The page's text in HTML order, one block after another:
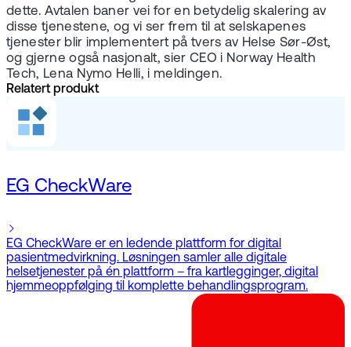
dette. Avtalen baner vei for en betydelig skalering av
disse tjenestene, og vi ser frem til at selskapenes
tjenester blir implementert på tvers av Helse Sør-Øst,
og gjerne også nasjonalt, sier CEO i Norway Health
Tech, Lena Nymo Helli, i meldingen.
Relatert produkt
EG CheckWare
EG CheckWare er en ledende plattform for digital
pasientmedvirkning. Løsningen samler alle digitale
helsetjenester på én plattform – fra kartlegginger, digital
hjemmeoppfølging til komplette behandlingsprogram.